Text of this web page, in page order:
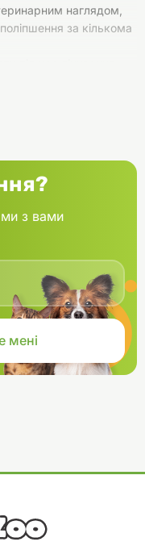
наглядом,
за кількома
7.
з вами